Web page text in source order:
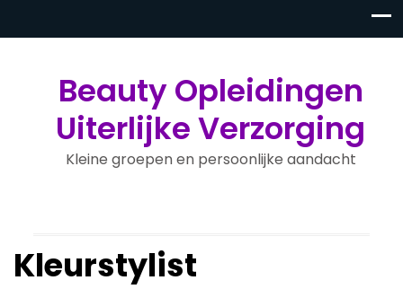
Beauty Opleidingen
Uiterlijke Verzorging
Kleine groepen en persoonlijke aandacht
Kleurstylist